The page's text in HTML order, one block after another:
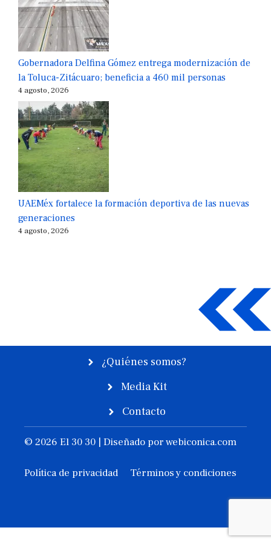
Gobernadora Delfina Gómez entrega modernización de
la Toluca-Zitácuaro; beneficia a 460 mil personas
4 agosto, 2026
UAEMéx fortalece la formación deportiva de las nuevas
generaciones
4 agosto, 2026
¿Quiénes somos?
Media Kit
Contacto
© 2026 El 30 30 | Diseñado porwebiconica.com
Política de privacidad Términos y condiciones